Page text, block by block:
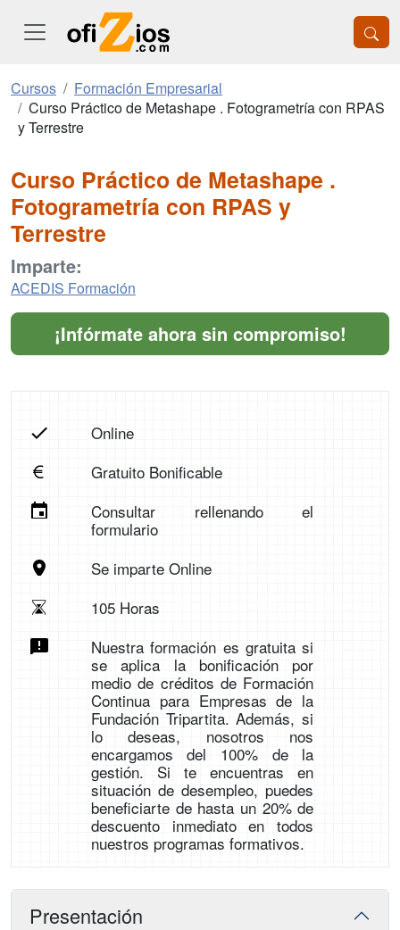
Cursos
Formación Empresarial
Curso Práctico de Metashape . Fotogrametría con RPAS
y Terrestre
Curso Práctico de Metashape .
Fotogrametría con RPAS y
Terrestre
Imparte:
ACEDIS Formación
¡Infórmate ahora sin compromiso!
Online
Gratuito Bonificable
Consultar rellenando el
formulario
Se imparte Online
105 Horas
Nuestra formación es gratuita si
se aplica la bonificación por
medio de créditos de Formación
Continua para Empresas de la
Fundación Tripartita. Además, si
lo deseas, nosotros nos
encargamos del 100% de la
gestión. Si te encuentras en
situación de desempleo, puedes
beneficiarte de hasta un 20% de
descuento inmediato en todos
nuestros programas formativos.
Presentación